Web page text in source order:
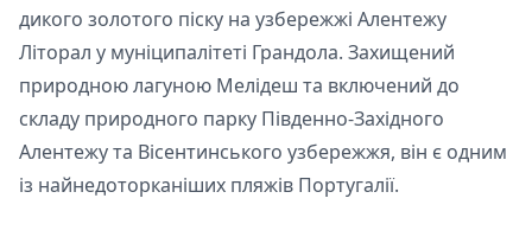
дикого золотого піску на узбережжі Алентежу
Літорал у муніципалітеті Грандола. Захищений
природною лагуною Мелідеш та включений до
складу природного парку Південно-Західного
Алентежу та Вісентинського узбережжя, він є одним
із найнедоторканіших пляжів Португалії.